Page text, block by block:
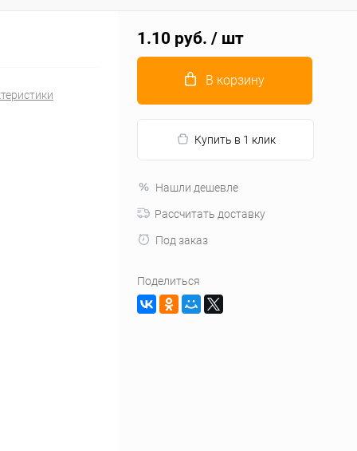
1.10 руб. / шт
В корзину
Купить в 1 клик
Нашли дешевле
Рассчитать доставку
Под заказ
Поделиться